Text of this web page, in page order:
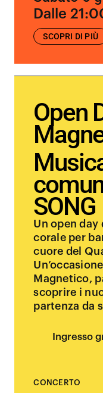
Dalle
SCOPRI DI PIÙ
Open
SONG
Un open day
corale per
cuore del
Magnetico,
scoprire i
partenza da
Ingresso
CONCERTO